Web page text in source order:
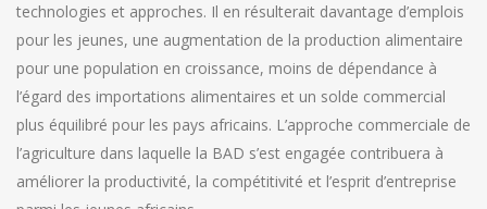
technologies et approches. Il en résulterait davantage d’emplois
pour les jeunes, une augmentation de la production alimentaire
pour une population en croissance, moins de dépendance à
l’égard des importations alimentaires et un solde commercial
plus équilibré pour les pays africains. L’approche commerciale de
l’agriculture dans laquelle la BAD s’est engagée contribuera à
améliorer la productivité, la compétitivité et l’esprit d’entreprise